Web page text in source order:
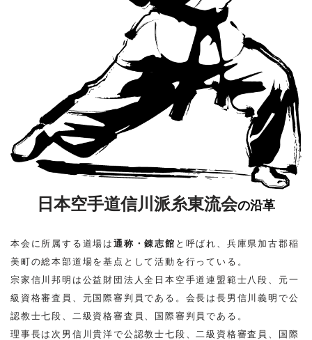
日本空手道信川派糸東流会の沿革
本会に所属する道場は 通称・錬志館 と呼ばれ、兵庫県加古郡稲
美町の総本部道場を基点として活動を行っている。
宗家信川邦明は公益財団法人全日本空手道連盟範士八段、元一
級資格審査員、元国際審判員である。会長は長男信川義明で公
認教士七段、二級資格審査員、国際審判員である。
理事長は次男信川貴洋で公認教士七段、二級資格審査員、国際